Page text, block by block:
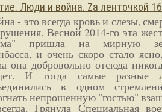
Люди и война. Zа ленточкой
- это всегда кровь и слезы,
Весной 2014-го эта
пришла на мирную
и очень скоро стало
она добровольно отсюда
И тогда самые разные
в одном
непрошенную "гостью"
Грянула Специальная